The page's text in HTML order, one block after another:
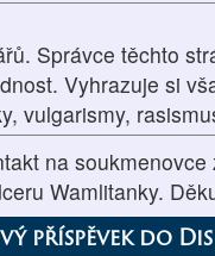
Správce těchto
Vyhrazuje si
vulgarismy,
na
Wamlitanky.
příspěvek do